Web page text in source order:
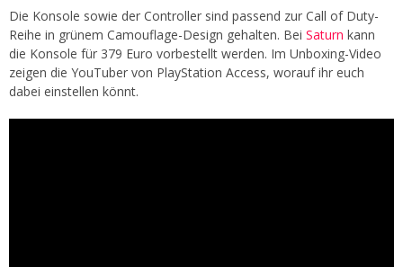
Die Konsole sowie der Controller sind passend zur Call of Duty-
Reihe in grünem Camouflage-Design gehalten. Bei Saturn kann
die Konsole für 379 Euro vorbestellt werden. Im Unboxing-Video
zeigen die YouTuber von PlayStation Access, worauf ihr euch
dabei einstellen könnt.